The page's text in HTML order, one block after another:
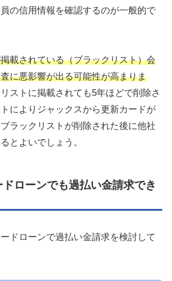
の信用情報を確認するのが一般的で
載されている（ブラックリスト）会
に悪影響が出る可能性が高まりま
ストに掲載されても5年ほどで削除さ
によりジャックスから更新カードが
ラックリストが削除された後に他社
とよいでしょう。
ローンでも過払い金請求でき
ドローンで過払い金請求を検討して